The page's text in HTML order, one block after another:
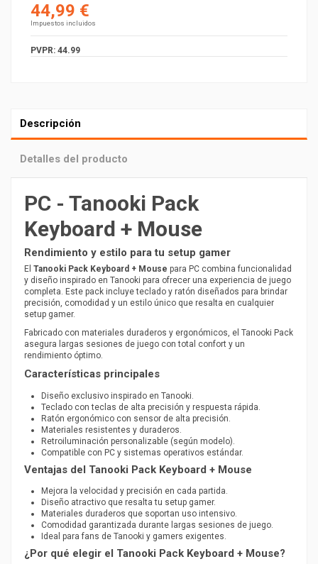
44,99 €
Impuestos incluidos
PVPR: 44.99
Descripción
Detalles del producto
PC - Tanooki Pack
Keyboard + Mouse
Rendimiento y estilo para tu setup gamer
El Tanooki Pack Keyboard + Mouse para PC combina funcionalidad
y diseño inspirado en Tanooki para ofrecer una experiencia de juego
completa. Este pack incluye teclado y ratón diseñados para brindar
precisión, comodidad y un estilo único que resalta en cualquier
setup gamer.
Fabricado con materiales duraderos y ergonómicos, el Tanooki Pack
asegura largas sesiones de juego con total confort y un
rendimiento óptimo.
Características principales
Diseño exclusivo inspirado en Tanooki.
Teclado con teclas de alta precisión y respuesta rápida.
Ratón ergonómico con sensor de alta precisión.
Materiales resistentes y duraderos.
Retroiluminación personalizable (según modelo).
Compatible con PC y sistemas operativos estándar.
Ventajas del Tanooki Pack Keyboard + Mouse
Mejora la velocidad y precisión en cada partida.
Diseño atractivo que resalta tu setup gamer.
Materiales duraderos que soportan uso intensivo.
Comodidad garantizada durante largas sesiones de juego.
Ideal para fans de Tanooki y gamers exigentes.
¿Por qué elegir el Tanooki Pack Keyboard + Mouse?